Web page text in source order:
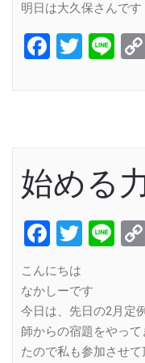
明日は大久保さんです
始める
こんにちは
なかしーです
今日は、先日の2月定
師からの宿題をやっ
たので私も参加させて